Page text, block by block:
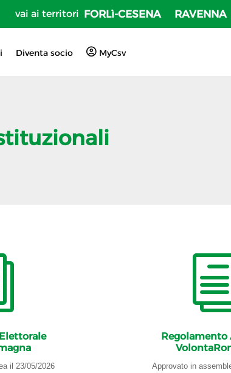
vai ai territori FORLì-CESENA RAVENNA
Diventa socio MyCsv
il 23/05/2026 Approvato in